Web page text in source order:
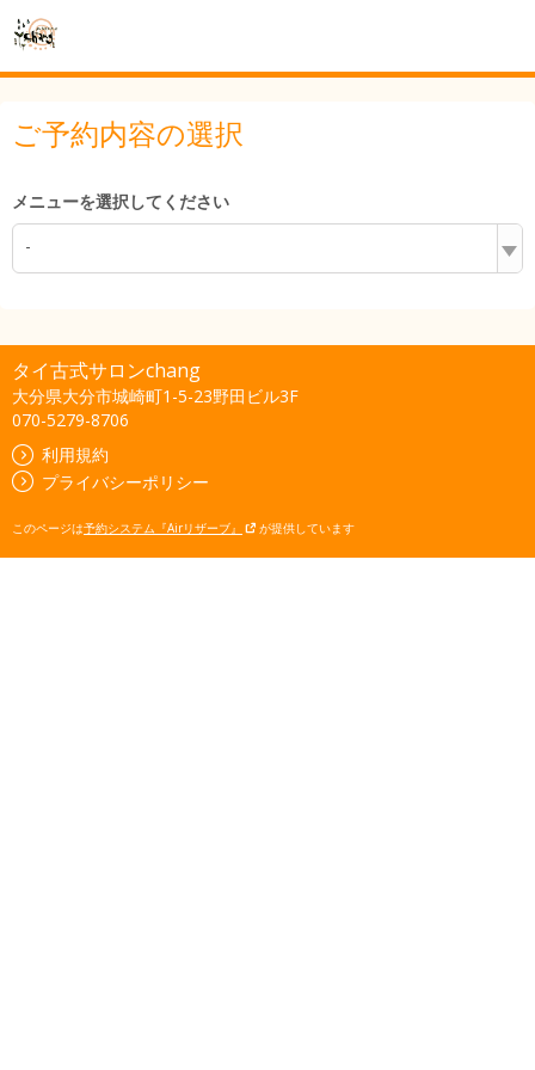
ご予約内容の選択
メニューを選択してください
-
タイ古式サロンchang
大分県大分市城崎町1-5-23野田ビル3F
070-5279-8706
利用規約
プライバシーポリシー
このページは予約システム『Airリザーブ』 が提供しています